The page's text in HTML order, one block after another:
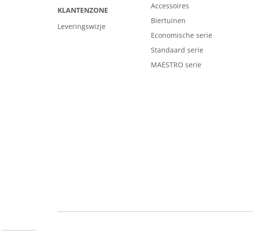
KLANTENZONE
Leveringswizje
Accessoires
Biertuinen
Economische serie
Standaard serie
MAESTRO serie